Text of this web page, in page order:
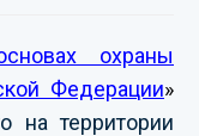
охраны
Федерации»
на территории